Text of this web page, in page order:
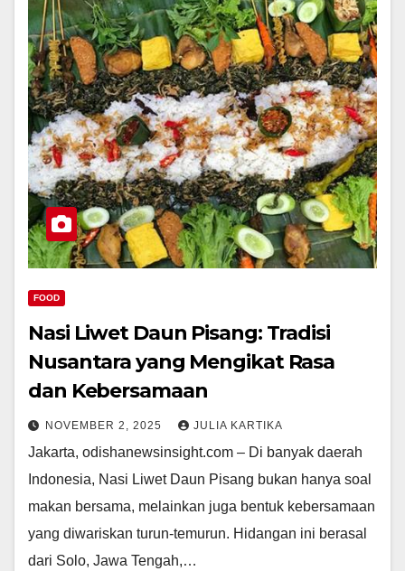
FOOD
Nasi Liwet Daun Pisang: Tradisi
Nusantara yang Mengikat Rasa
dan Kebersamaan
NOVEMBER 2, 2025 JULIA KARTIKA
Jakarta, odishanewsinsight.com – Di banyak daerah
Indonesia, Nasi Liwet Daun Pisang bukan hanya soal
makan bersama, melainkan juga bentuk kebersamaan
yang diwariskan turun-temurun. Hidangan ini berasal
dari Solo, Jawa Tengah,…